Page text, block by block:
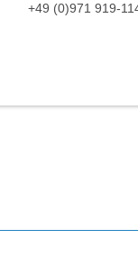
+49 (0)971 919-